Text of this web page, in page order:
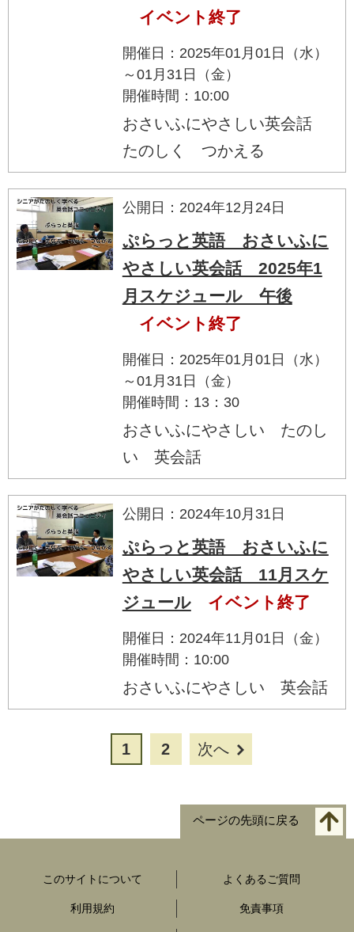
イベント終了
開催日：2025年01月01日（水）
～01月31日（金）
開催時間：10:00
おさいふにやさしい英会話
たのしく つかえる
公開日：2024年12月24日
ぷらっと英語 おさいふに
やさしい英会話 2025年1
月スケジュール 午後
イベント終了
開催日：2025年01月01日（水）
～01月31日（金）
開催時間：13：30
おさいふにやさしい たのし
い 英会話
公開日：2024年10月31日
ぷらっと英語 おさいふに
やさしい英会話 11月スケ
ジュール
イベント終了
開催日：2024年11月01日（金）
開催時間：10:00
おさいふにやさしい 英会話
1 2 次へ
ページの先頭に戻る
このサイトについて よくあるご質問
利用規約 免責事項